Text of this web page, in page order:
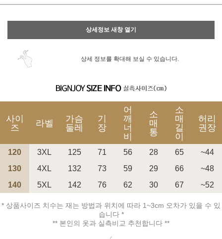
페이코 ID로 페
PAYCO 바로구매
상세정보 새창 열기
상세 정보를 확대해 보실 수 있습니다.
사이
즈
라벨
가슴
둘레
기
장
어
깨
너
비
소
매
통
소
매
길
이
허리
권장
120 3XL 125 71 56 28 65
~44
130
4XL 132 73 59 29 66
~48
140
5XL 142 76 62 30 67 ~52
* 상품사이즈 치수는 재는 방법과 위치에 따라 1~3cm 오차가 있을 수 있
습니다 *
** 본인의 옷과 실측비교 추천합니다 **